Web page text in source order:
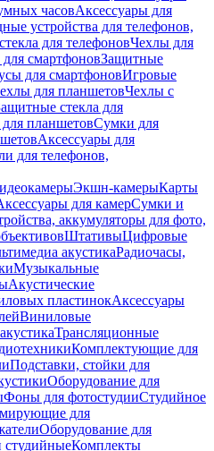
часовАксессуары для
устройства для телефонов,
для телефоновЧехлы для
смартфоновЗащитные
для смартфоновИгровые
для планшетовЧехлы с
стекла для
планшетовСумки для
Аксессуары для
для телефонов,
Экшн-камерыКарты
для камерСумки и
аккумуляторы для фото,
ШтативыЦифровые
акустикаРадиочасы,
Музыкальные
Акустические
пластинокАксессуары
Виниловые
Трансляционные
Комплектующие для
Подставки, стойки для
Оборудование для
Фоны для фотостудииСтудийное
для
Оборудование для
Комплекты